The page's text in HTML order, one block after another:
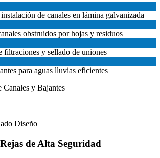
de canales en lámina galvanizada
obstruidos por hojas y residuos
filtraciones y sellado de uniones
para aguas lluvias eficientes
Diseño
de Alta Seguridad